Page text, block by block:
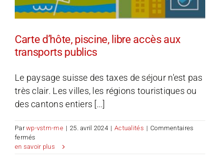
Carte d’hôte, piscine, libre accès aux
transports publics
Le paysage suisse des taxes de séjour n'est pas
très clair. Les villes, les régions touristiques ou
des cantons entiers [...]
Parwp-vstm-me | 25. avril 2024 | Actualités | Commentaires
fermés
Carte
d’hôte,
en savoir plus